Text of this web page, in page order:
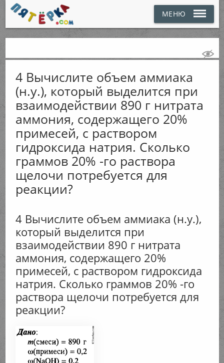
МЕНЮ
4 Вычислите объем аммиака
(н.у.), который выделится при
взаимодействии 890 г нитрата
аммония, содержащего 20%
примесей, с раствором
гидроксида натрия. Сколько
граммов 20% -го раствора
щелочи потребуется для
реакции?
4 Вычислите объем аммиака (н.у.),
который выделится при
взаимодействии 890 г нитрата
аммония, содержащего 20%
примесей, с раствором гидроксида
натрия. Сколько граммов 20% -го
раствора щелочи потребуется для
реакции?